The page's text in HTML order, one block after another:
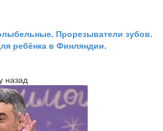
Прорезыватели зубов.
ребёнка в Финляндии.
назад